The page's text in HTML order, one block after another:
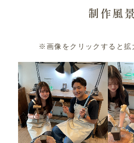
制作風景
※画像をクリックすると拡